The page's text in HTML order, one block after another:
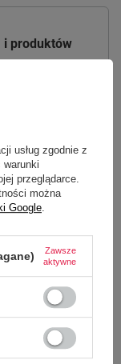
i produktów
Wymagany
usług zgodnie z
przeglądarce.
można
Google.
Zawsze
aktywne